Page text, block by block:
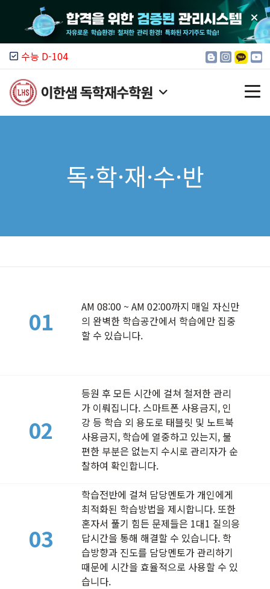
수능 D-104
모집 안내
커뮤니티
독·학·재·수·반
01
AM 08:00 ~ AM 02:00까지 매일 자신만
의 완벽한 학습공간에서 학습에만 집중
할 수 있습니다.
02
등원 후 모든 시간에 걸쳐 철저한 관리
가 이뤄집니다. 스마트폰 사용금지, 인
강 등 학습 외 용도로 태블릿 및 노트북
사용금지, 학습에 열중하고 있는지, 불
편한 부분은 없는지 수시로 관리자가 순
찰하여 확인합니다.
03
학습전반에 걸쳐 담당멘토가 개인에게
최적화된 학습방법을 제시합니다. 또한
혼자서 풀기 힘든 문제들은 1대1 질의응
답시간을 통해 해결할 수 있습니다. 학
습방향과 진도를 담당멘토가 관리하기
때문에 시간을 효율적으로 사용할 수 있
습니다.